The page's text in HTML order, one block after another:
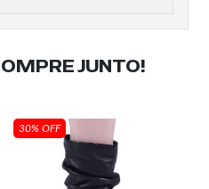
JUNTO!
30% OFF